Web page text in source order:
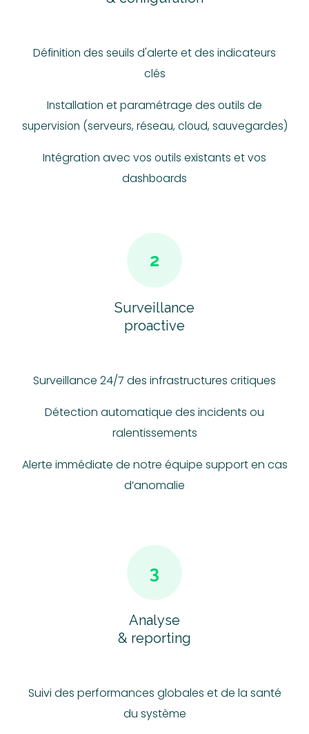
Définition des seuils d'alerte et des indicateurs
clés
Installation et paramétrage des outils de
supervision (serveurs, réseau, cloud, sauvegardes)
Intégration avec vos outils existants et vos
dashboards
2
Surveillance
proactive
Surveillance 24/7 des infrastructures critiques
Détection automatique des incidents ou
ralentissements
Alerte immédiate de notre équipe support en cas
d’anomalie
3
Analyse
& reporting
Suivi des performances globales et de la santé
du système